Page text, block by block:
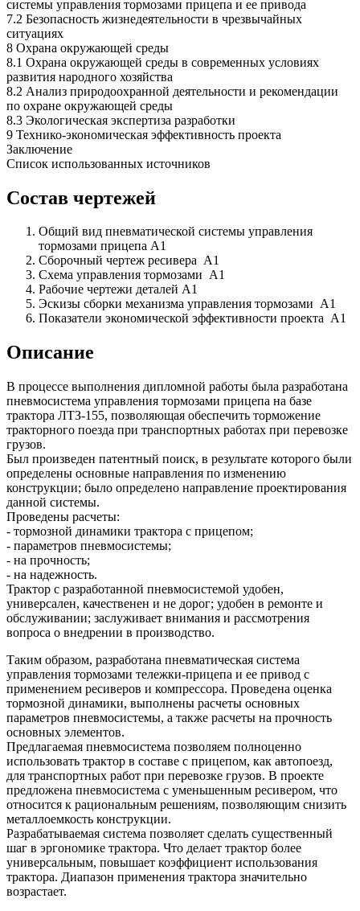
системы управления тормозами прицепа и ее привода
7.2 Безопасность жизнедеятельности в чрезвычайных
ситуациях
8 Охрана окружающей среды
8.1 Охрана окружающей среды в современных условиях
развития народного хозяйства
8.2 Анализ природоохранной деятельности и рекомендации
по охране окружающей среды
8.3 Экологическая экспертиза разработки
9 Технико-экономическая эффективность проекта
Заключение
Список использованных источников
Состав чертежей
Общий вид пневматической системы управления
тормозами прицепа А1
Сборочный чертеж ресивера А1
Схема управления тормозами А1
Рабочие чертежи деталей А1
Эскизы сборки механизма управления тормозами А1
Показатели экономической эффективности проекта А1
Описание
В процессе выполнения дипломной работы была разработана
пневмосистема управления тормозами прицепа на базе
трактора ЛТЗ-155, позволяющая обеспечить торможение
тракторного поезда при транспортных работах при перевозке
грузов.
Был произведен патентный поиск, в результате которого были
определены основные направления по изменению
конструкции; было определено направление проектирования
данной системы.
Проведены расчеты:
- тормозной динамики трактора с прицепом;
- параметров пневмосистемы;
- на прочность;
- на надежность.
Трактор с разработанной пневмосистемой удобен,
универсален, качественен и не дорог; удобен в ремонте и
обслуживании; заслуживает внимания и рассмотрения
вопроса о внедрении в производство.
Таким образом, разработана пневматическая система
управления тормозами тележки-прицепа и ее привод с
применением ресиверов и компрессора. Проведена оценка
тормозной динамики, выполнены расчеты основных
параметров пневмосистемы, а также расчеты на прочность
основных элементов.
Предлагаемая пневмосистема позволяем полноценно
использовать трактор в составе с прицепом, как автопоезд,
для транспортных работ при перевозке грузов. В проекте
предложена пневмосистема с уменьшенным ресивером, что
относится к рациональным решениям, позволяющим снизить
металлоемкость конструкции.
Разрабатываемая система позволяет сделать существенный
шаг в эргономике трактора. Что делает трактор более
универсальным, повышает коэффициент использования
трактора. Диапазон применения трактора значительно
возрастает.